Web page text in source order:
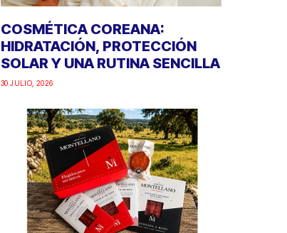
COSMÉTICA COREANA:
HIDRATACIÓN, PROTECCIÓN
SOLAR Y UNA RUTINA SENCILLA
30 JULIO, 2026